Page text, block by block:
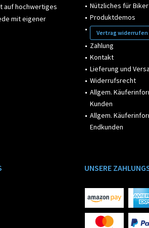
auf hochwertiges
mit eigener
Nützliches für Biker
Produktdemos
Vertrag widerrufen
Zahlung
Kontakt
Lieferung und
Widerrufsrecht
Allgem.
Kunden
Allgem.
Endkunden
UNSERE